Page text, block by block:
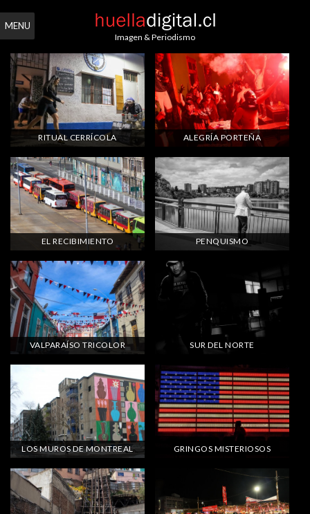
Imagen & Periodismo
RITUAL CERRÍCOLA ALEGRÍA PORTEÑA
EL RECIBIMIENTO PENQUISMO
VALPARAÍSO TRICOLOR SUR DEL NORTE
LOS MUROS DE MONTREAL GRINGOS MISTERIOSOS
MENU